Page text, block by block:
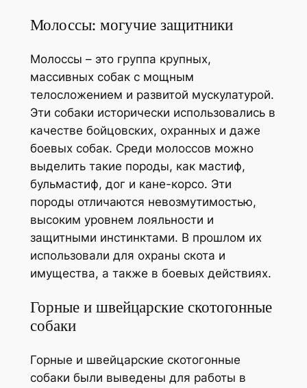
Молоссы: могучие защитники
Молоссы – это группа крупных,
массивных собак с мощным
телосложением и развитой мускулатурой.
Эти собаки исторически использовались в
качестве бойцовских, охранных и даже
боевых собак. Среди молоссов можно
выделить такие породы, как мастиф,
бульмастиф, дог и кане-корсо. Эти
породы отличаются невозмутимостью,
высоким уровнем лояльности и
защитными инстинктами. В прошлом их
использовали для охраны скота и
имущества, а также в боевых действиях.
Горные и швейцарские скотогонные
собаки
Горные и швейцарские скотогонные
собаки были выведены для работы в